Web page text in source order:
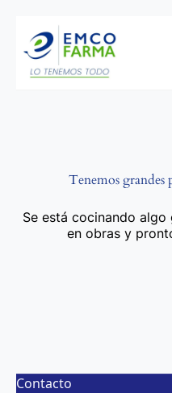
contenido
Tenemos grandes
Se está cocinando
en obras y
Contacto